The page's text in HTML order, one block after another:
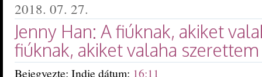
2018. 07. 27.
Jenny Han: A ​fiúknak, akiket
fiúknak, akiket valaha szerettem
Bejegyezte: Indie dátum: 16:11